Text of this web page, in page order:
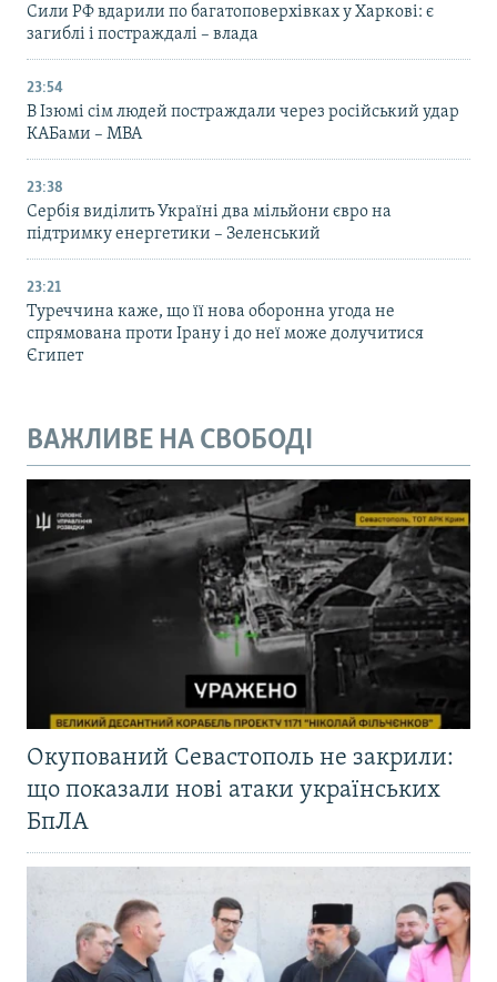
Сили РФ вдарили по багатоповерхівках у Харкові: є
загиблі і постраждалі – влада
23:54
В Ізюмі сім людей постраждали через російський удар
КАБами – МВА
23:38
Сербія виділить Україні два мільйони євро на
підтримку енергетики – Зеленський
23:21
Туреччина каже, що її нова оборонна угода не
спрямована проти Ірану і до неї може долучитися
Єгипет
ВАЖЛИВЕ НА СВОБОДІ
Окупований Севастополь не закрили:
що показали нові атаки українських
БпЛА